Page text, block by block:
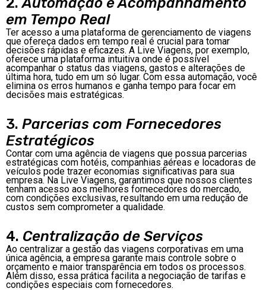
em Tempo Real
Ter acesso a uma plataforma de gerenciamento de viagens
que ofereça dados em tempo real é crucial para tomar
decisões rápidas e eficazes. A Live Viagens, por exemplo,
oferece uma plataforma intuitiva onde é possível
acompanhar o status das viagens, gastos e alterações de
última hora, tudo em um só lugar. Com essa automação, você
elimina os erros humanos e ganha tempo para focar em
decisões mais estratégicas.
3. Parcerias com Fornecedores
Estratégicos
Contar com uma agência de viagens que possua parcerias
estratégicas com hotéis, companhias aéreas e locadoras de
veículos pode trazer economias significativas para sua
empresa. Na Live Viagens, garantimos que nossos clientes
tenham acesso aos melhores fornecedores do mercado,
com condições exclusivas, resultando em uma redução de
custos sem comprometer a qualidade.
4. Centralização de Serviços
Ao centralizar a gestão das viagens corporativas em uma
única agência, a empresa garante mais controle sobre o
orçamento e maior transparência em todos os processos.
Além disso, essa prática facilita a negociação de tarifas e
condições especiais com fornecedores.